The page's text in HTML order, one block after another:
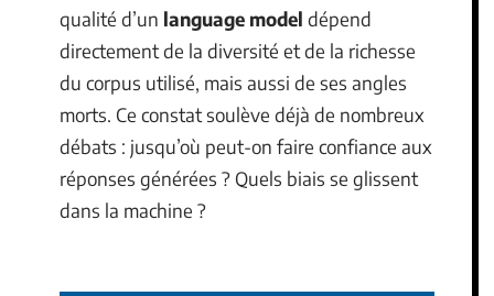
qualité d’un language model dépend
directement de la diversité et de la richesse
du corpus utilisé, mais aussi de ses angles
morts. Ce constat soulève déjà de nombreux
débats : jusqu’où peut-on faire confiance aux
réponses générées ? Quels biais se glissent
dans la machine ?